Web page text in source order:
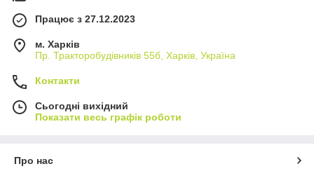
Працює з 27.12.2023
м. Харків
Пр. Тракторобудiвникiв 55б, Харків, Україна
Контакти
Сьогодні вихідний
Показати весь графік роботи
Про нас